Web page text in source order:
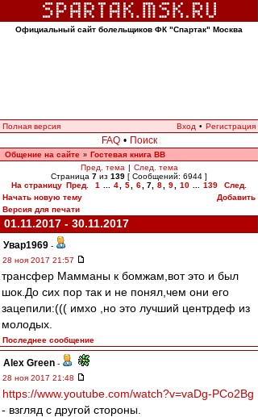
Официальный сайт болельщиков ФК "Спартак" Москва
Полная версия Вход • Регистрация
FAQ • Поиск
Общение на сайте » Гостевая книга ВВ
Пред. тема | След. тема
Страница 7 из 139 [ Сообщений: 6944 ]
На страницу Пред. 1 4 5 6 7 8 9 10 139
След.
Начать новую тему
Добавить
Версия для печати
01.11.2017 - 30.11.2017
Увар1969 -
28 ноя 2017 21:57
трансфер Мамманы к бомжам,вот это и был
шок.До сих пор так и не понял,чем они его
зацепили:((( имхо ,но это лучший центрдеф из
молодых.
Последнее сообщение
Alex Green -
28 ноя 2017 21:48
https://www.youtube.com/watch?v=vaDg-PCo2Bg
- взгляд с другой стороны.